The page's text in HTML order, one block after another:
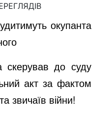
окупанта
скерував до суду
акт за фактом
звичаїв війни!